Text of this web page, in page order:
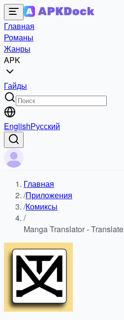
Главная
Романы
Жанры
APK
Гайды
EnglishРусский
Главная
/Приложения
/Комиксы
/
Manga Translator - Translate